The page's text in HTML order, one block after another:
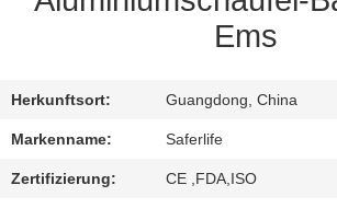
BITTE UM
ANGEBOT
Ems
Herkunftsort: Guangdong, China
Markenname: Saferlife
Zertifizierung: CE ,FDA,ISO